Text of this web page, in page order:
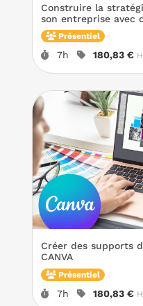
Construire la
son entreprise avec
Présentiel
Durée :
7h Prix :
180,83 €
Créer des supports
CANVA
Présentiel
Durée :
7h Prix :
180,83 €